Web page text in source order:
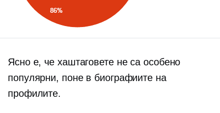
Ясно е, че хаштаговете не са особено
популярни, поне в биографиите на
профилите.